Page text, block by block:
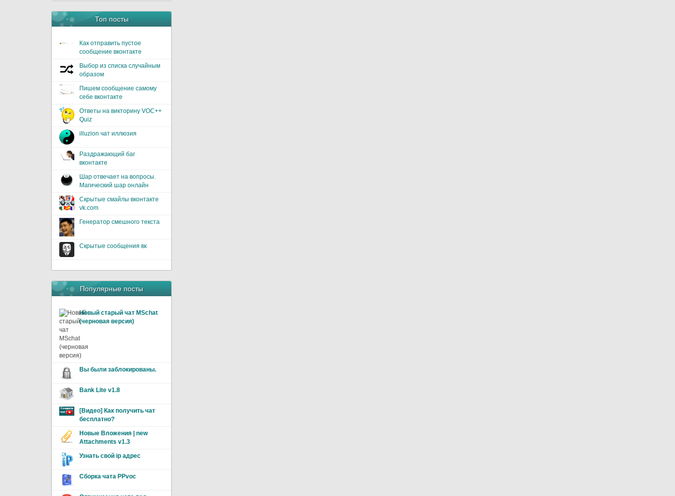
Топ посты
Как отправить пустое
сообщение вконтакте
Выбор из списка случайным
образом
Пишем сообщение самому
себе вконтакте
Ответы на викторину VOC++
Quiz
illuzion чат иллюзия
Раздражающий баг
вконтакте
Шар отвечает на вопросы.
Магический шар онлайн
Скрытые смайлы вконтакте
vk.com
Генератор смешного текста
Скрытые сообщения вк
Популярные посты
Новый старый чат MSchat
(черновая версия)
Вы были заблокированы.
Bank Lite v1.8
[Видео] Как получить чат
бесплатно?
Новые Вложения | new
Attachments v1.3
Узнать свой ip адрес
Сборка чата PPvoc